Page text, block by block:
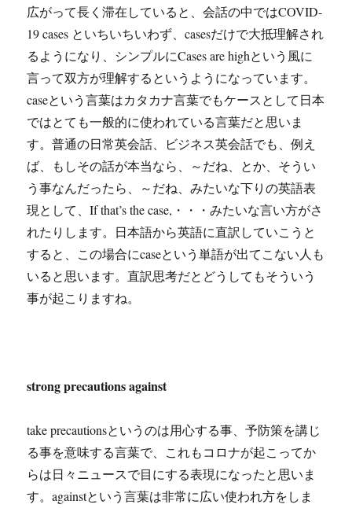
広がって長く滞在していると、会話の中ではCOVID-
19 cases といちいちいわず、casesだけで大抵理解され
るようになり、シンプルにCases are highという風に
言って双方が理解するというようになっています。
caseという言葉はカタカナ言葉でもケースとして日本
ではとても一般的に使われている言葉だと思いま
す。普通の日常英会話、ビジネス英会話でも、例え
ば、もしその話が本当なら、～だね、とか、そうい
う事なんだったら、～だね、みたいな下りの英語表
現として、If that’s the case,・・・みたいな言い方がさ
れたりします。日本語から英語に直訳していこうと
すると、この場合にcaseという単語が出てこない人も
いると思います。直訳思考だとどうしてもそういう
事が起こりますね。
strong precautions against
take precautionsというのは用心する事、予防策を講じ
る事を意味する言葉で、これもコロナが起こってか
らは日々ニュースで目にする表現になったと思いま
す。againstという言葉は非常に広い使われ方をしま